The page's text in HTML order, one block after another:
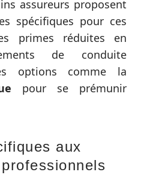
assureurs proposent
spécifiques pour ces
primes réduites en
de conduite
options comme la
pour se prémunir
aux